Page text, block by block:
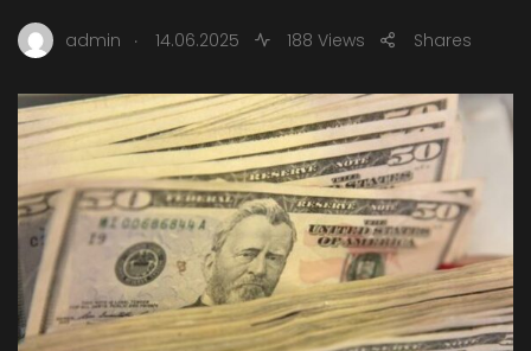
admin . 14.06.2025 188 Views Shares